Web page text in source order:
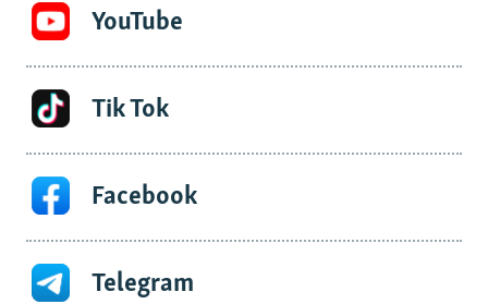
YouTube
Tik Tok
Facebook
Telegram